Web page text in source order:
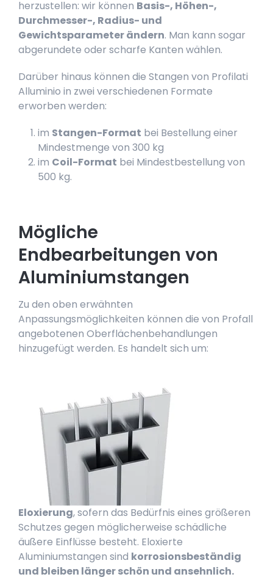
herzustellen: wir können Basis-, Höhen-,
Durchmesser-, Radius- und
Gewichtsparameter ändern. Man kann sogar
abgerundete oder scharfe Kanten wählen.
Darüber hinaus können die Stangen von Profilati
Alluminio in zwei verschiedenen Formate
erworben werden:
im Stangen-Format bei Bestellung einer
Mindestmenge von 300 kg
im Coil-Format bei Mindestbestellung von
500 kg.
Mögliche
Endbearbeitungen von
Aluminiumstangen
Zu den oben erwähnten
Anpassungsmöglichkeiten können die von Profall
angebotenen Oberflächenbehandlungen
hinzugefügt werden. Es handelt sich um:
Eloxierung, sofern das Bedürfnis eines größeren
Schutzes gegen möglicherweise schädliche
äußere Einflüsse besteht. Eloxierte
Aluminiumstangen sind korrosionsbeständig
und bleiben länger schön und ansehnlich.